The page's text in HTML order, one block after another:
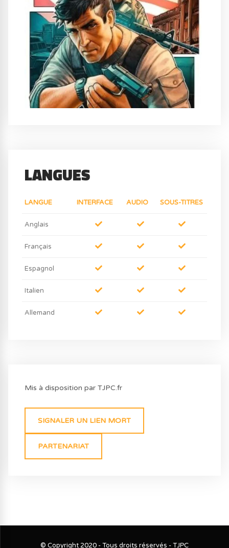
LANGUES
LANGUE INTERFACE AUDIO SOUS-TITRES
Anglais
Français
Espagnol
Italien
Allemand
Mis à disposition par TJPC.fr
SIGNALER UN LIEN MORT
PARTENARIAT
© Copyright 2020 - Tous droits réservés - TJPC